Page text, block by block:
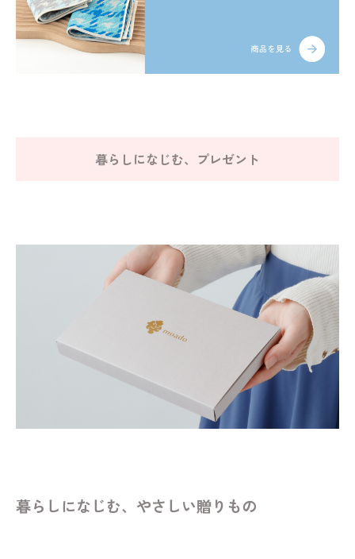
暮らしになじむ、プレゼント
暮らしになじむ、やさしい贈りもの